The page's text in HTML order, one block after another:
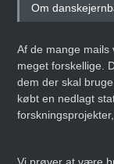
Om
Af de mange mails
meget forskellige.
dem der skal
købt en nedlagt